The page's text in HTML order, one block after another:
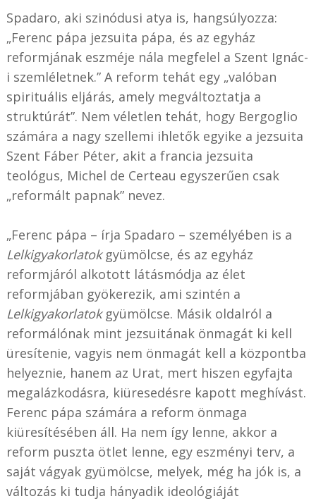
Spadaro, aki szinódusi atya is, hangsúlyozza:
„Ferenc pápa jezsuita pápa, és az egyház
reformjának eszméje nála megfelel a Szent Ignác-
i szemléletnek.” A reform tehát egy „valóban
spirituális eljárás, amely megváltoztatja a
struktúrát”. Nem véletlen tehát, hogy Bergoglio
számára a nagy szellemi ihletők egyike a jezsuita
Szent Fáber Péter, akit a francia jezsuita
teológus, Michel de Certeau egyszerűen csak
„reformált papnak” nevez.
„Ferenc pápa – írja Spadaro – személyében is a
Lelkigyakorlatokgyümölcse, és az egyház
reformjáról alkotott látásmódja az élet
reformjában gyökerezik, ami szintén a
Lelkigyakorlatokgyümölcse. Másik oldalról a
reformálónak mint jezsuitának önmagát ki kell
üresítenie, vagyis nem önmagát kell a központba
helyeznie, hanem az Urat, mert hiszen egyfajta
megalázkodásra, kiüresedésre kapott meghívást.
Ferenc pápa számára a reform önmaga
kiüresítésében áll. Ha nem így lenne, akkor a
reform puszta ötlet lenne, egy eszményi terv, a
saját vágyak gyümölcse, melyek, még ha jók is, a
változás ki tudja hányadik ideológiáját